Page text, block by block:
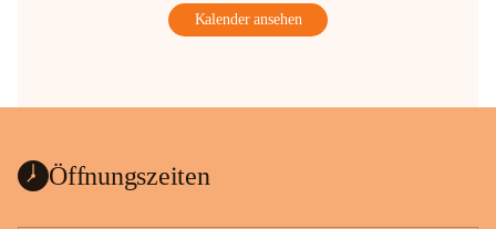
Kalender ansehen
Öffnungszeiten